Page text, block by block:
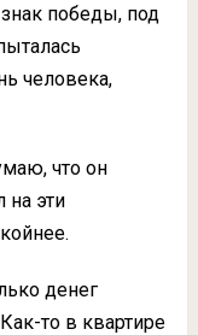
победы, под
человека,
что он
на эти
денег
то в квартире